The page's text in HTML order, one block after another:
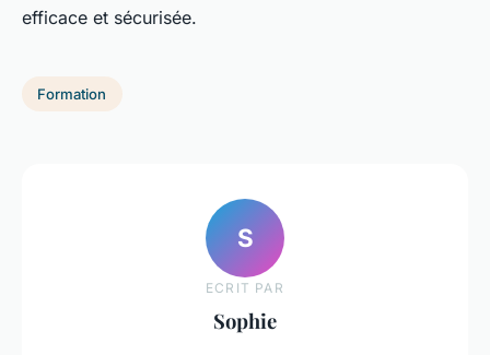
efficace et sécurisée.
Formation
S
ECRIT PAR
Sophie